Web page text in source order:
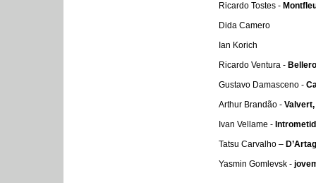
Ricardo Tostes -
Dida Camero
Ian Korich
Ricardo Ventura -
Gustavo Damasceno -
Arthur Brandão -
Ivan Vellame -
Tatsu Carvalho –
Yasmin Gomlevsk -